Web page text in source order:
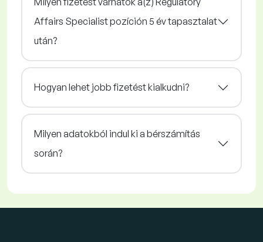
Affairs Specialist pozíción 5 év tapasztalat
után?
Hogyan lehet jobb fizetést kialkudni?
Milyen adatokból indul ki a bérszámítás
során?